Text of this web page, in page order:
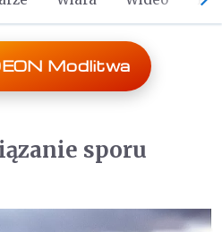
Modlitwa
sporu